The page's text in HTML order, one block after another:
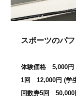
スポーツのパ
体験価格 5,000円
1回 12,000円 (学
回数券5回 50,000